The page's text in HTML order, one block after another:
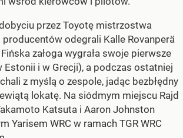
przez Toyotę mistrzostwa
odegrali Kalle Rovanperä
załoga wygrała swoje pierwsze
Estonii i w Grecji), a podczas ostatniej
z myślą o zespole, jadąc bezbłędny
lokatę. Na siódmym miejscu Rajd
Katsuta i Aaron Johnston
Yarisem WRC w ramach TGR WRC